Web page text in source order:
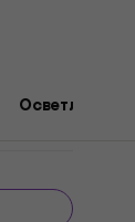
Осветление